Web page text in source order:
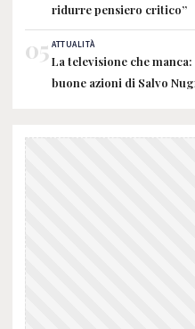
ridurre pensiero critico”
05 ATTUALITÀ
La televisione che
buone azioni di Salvo